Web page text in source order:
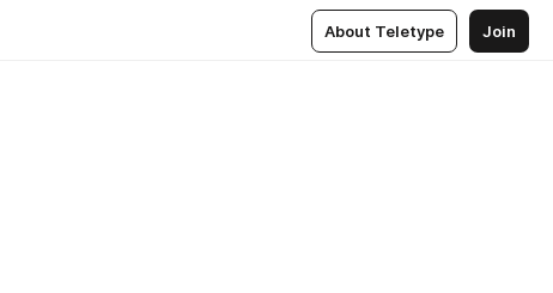
About Teletype Join